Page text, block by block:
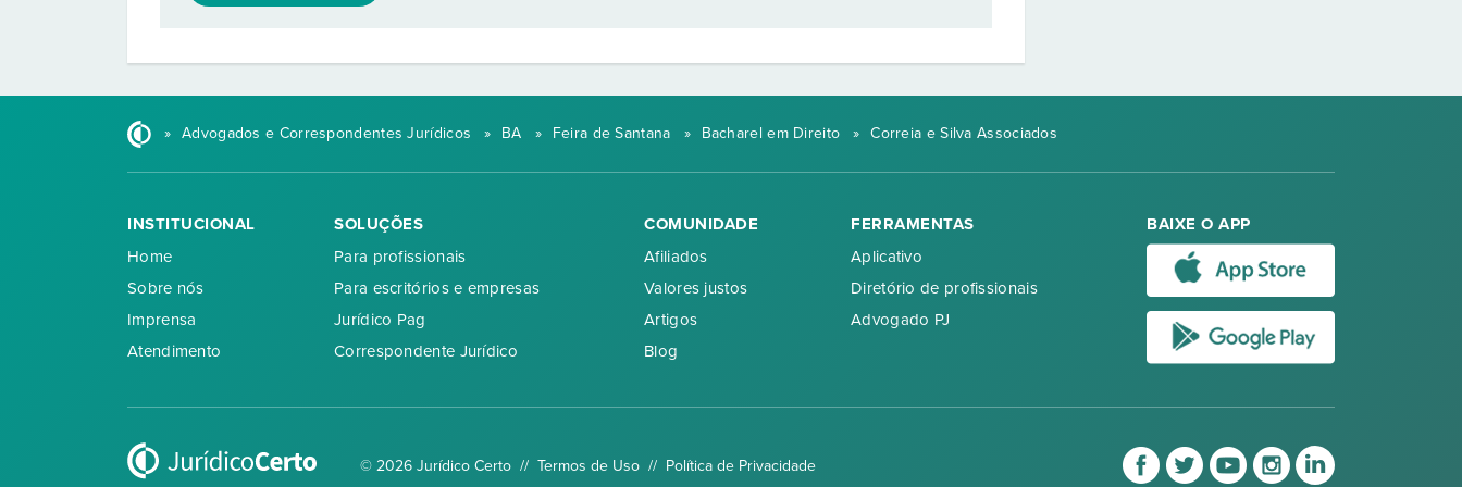
» Advogados e Correspondentes Jurídicos » BA » Feira de Santana » Bacharel em Direito » Correia e Silva Associados
INSTITUCIONAL
Home
Sobre nós
Imprensa
Atendimento
SOLUÇÕES
Para profissionais
Para escritórios e empresas
Jurídico Pag
Correspondente Jurídico
COMUNIDADE
Afiliados
Valores justos
Artigos
Blog
FERRAMENTAS
Aplicativo
Diretório de profissionais
Advogado PJ
BAIXE O APP
© 2026 Jurídico Certo // Termos de Uso// Política de Privacidade